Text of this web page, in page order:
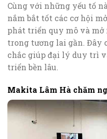
Cùng với những yếu tố
nắm bắt tốt các cơ hội
phát triển quy mô và
trong tương lai gần. Đây
chắc giúp đại lý duy trì
triển bền lâu.
Makita Lâm Hà chăm